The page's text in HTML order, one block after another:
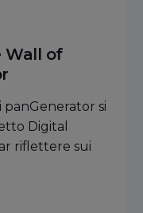
Wall of
panGenerator si
Digital
riflettere sui